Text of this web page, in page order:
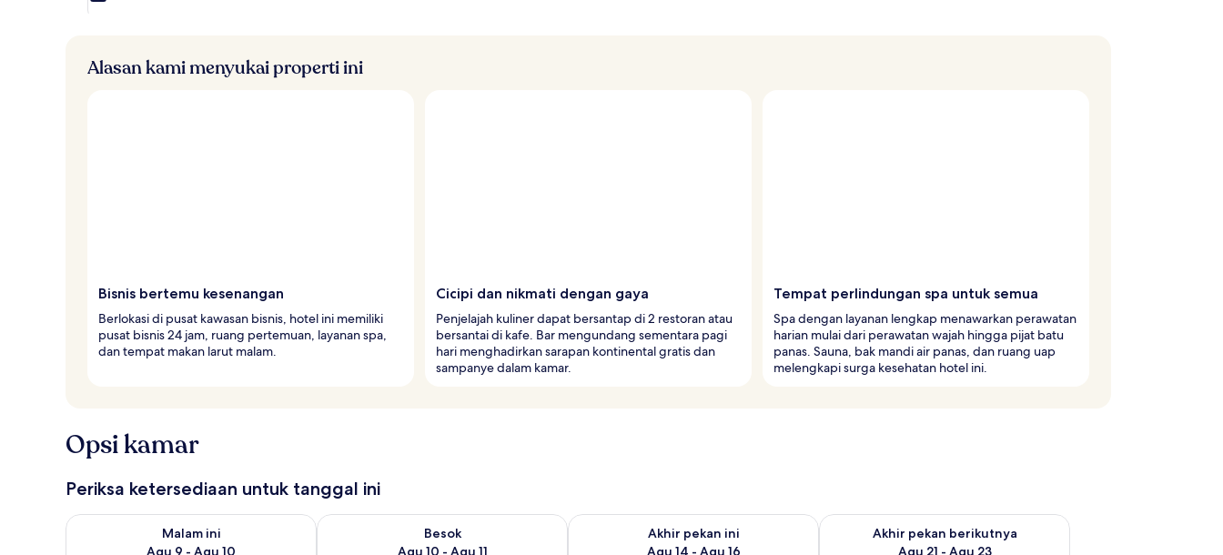
Alasan kami menyukai properti ini
Bisnis bertemu kesenangan
Berlokasi di pusat kawasan bisnis, hotel ini memiliki
pusat bisnis 24 jam, ruang pertemuan, layanan spa,
dan tempat makan larut malam.
Cicipi dan nikmati dengan gaya
Penjelajah kuliner dapat bersantap di 2 restoran atau
bersantai di kafe. Bar mengundang sementara pagi
hari menghadirkan sarapan kontinental gratis dan
sampanye dalam kamar.
Tempat perlindungan spa untuk semua
Spa dengan layanan lengkap menawarkan perawatan
harian mulai dari perawatan wajah hingga pijat batu
panas. Sauna, bak mandi air panas, dan ruang uap
melengkapi surga kesehatan hotel ini.
Opsi kamar
Periksa ketersediaan untuk tanggal ini
Malam ini
Agu 9 - Agu 10
Periksa ketersediaan untuk malam ini Agu 9 - Agu 10
Besok
Agu 10 - Agu 11
Periksa ketersediaan untuk besok Agu 10 - Agu 11
Akhir pekan ini
Agu 14 - Agu 16
Periksa ketersediaan untuk akhir pekan ini Agu 14 - Agu 16
Akhir pekan berikutnya
Agu 21 - Agu 23
Periksa ketersediaan untuk akhir pekan berikutnya Agu 21 -